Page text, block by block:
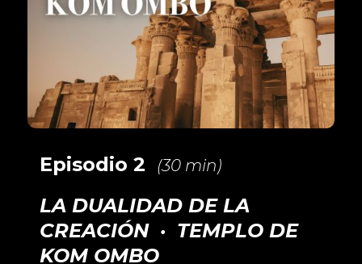
Episodio 2 (30 min)
LA DUALIDAD DE LA
CREACIÓN · TEMPLO DE
KOM OMBO